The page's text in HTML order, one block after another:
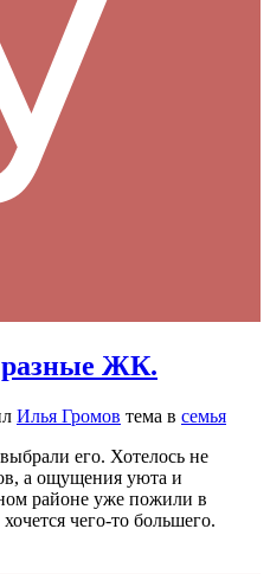
разные ЖК.
Илья Громов тема в семья
его. Хотелось не
а ощущения уюта и
районе уже пожили в
чего-то большего.